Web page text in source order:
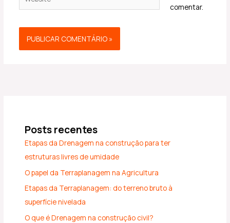
comentar.
Posts recentes
Etapas da Drenagem na construção para ter
estruturas livres de umidade
O papel da Terraplanagem na Agricultura
Etapas da Terraplanagem: do terreno bruto à
superfície nivelada
O que é Drenagem na construção civil?